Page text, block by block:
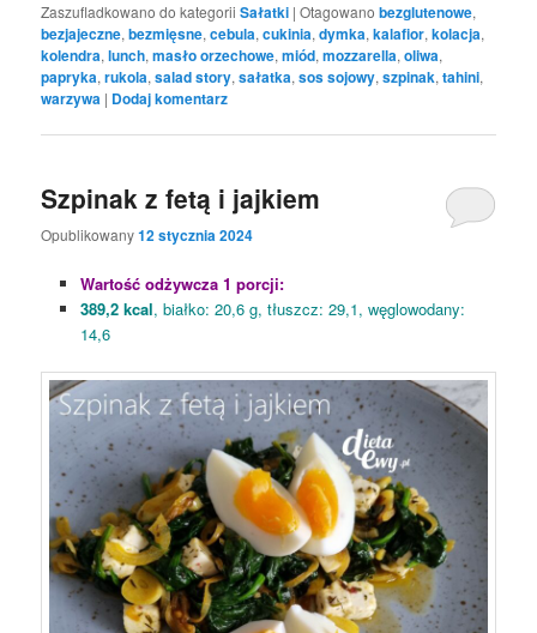
Zaszufladkowano do kategorii Sałatki |Otagowano bezglutenowe,
bezjajeczne,bezmięsne,cebula,cukinia,dymka,kalafior,kolacja,
kolendra,lunch,masło orzechowe,miód,mozzarella,oliwa,
papryka,rukola,salad story,sałatka,sos sojowy,szpinak,tahini,
warzywa | Dodaj komentarz
Szpinak z fetą i jajkiem
Opublikowany12 stycznia 2024
Wartość odżywcza 1 porcji:
389,2 kcal, białko: 20,6 g, tłuszcz: 29,1, węglowodany:
14,6